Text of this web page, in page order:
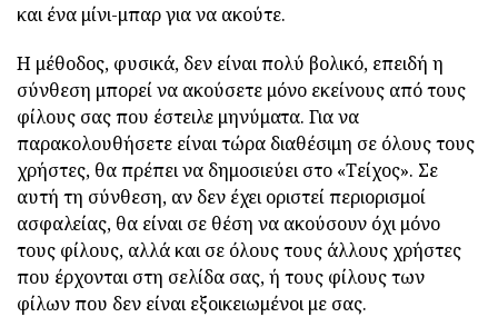
και ένα μίνι-μπαρ για να ακούτε.
Η μέθοδος, φυσικά, δεν είναι πολύ βολικό, επειδή η
σύνθεση μπορεί να ακούσετε μόνο εκείνους από τους
φίλους σας που έστειλε μηνύματα. Για να
παρακολουθήσετε είναι τώρα διαθέσιμη σε όλους τους
χρήστες, θα πρέπει να δημοσιεύει στο «Τείχος». Σε
αυτή τη σύνθεση, αν δεν έχει οριστεί περιορισμοί
ασφαλείας, θα είναι σε θέση να ακούσουν όχι μόνο
τους φίλους, αλλά και σε όλους τους άλλους χρήστες
που έρχονται στη σελίδα σας, ή τους φίλους των
φίλων που δεν είναι εξοικειωμένοι με σας.